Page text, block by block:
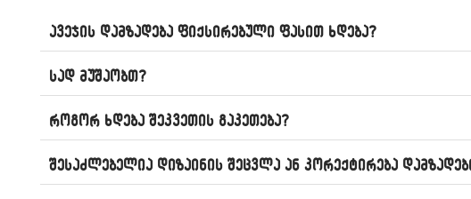
ავეჯის დამზადება ფიქსირებული ფასით ხდება?
სად მუშაობთ?
როგორ ხდება შეკვეთის გაკეთება?
შესაძლებელია დიზაინის შეცვლა ან კორექტირება